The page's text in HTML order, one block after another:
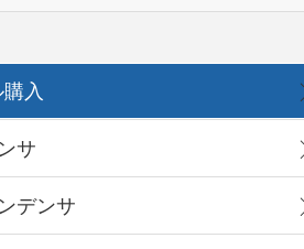
入
サ
デンサ